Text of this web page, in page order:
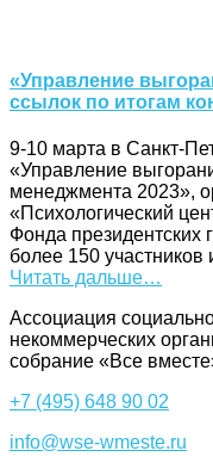
«Управление
ссылок по итогам
9-10 марта в Санкт-
«Управление
менеджмента 2023»,
«Психологический
Фонда президентских
более 150
Читать дальше…
Ассоциация
некоммерческих
собрание «Все
+7 (495) 648 90 02
info@wse-wmeste.ru